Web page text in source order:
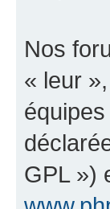
Nos
« leur
GPL »)